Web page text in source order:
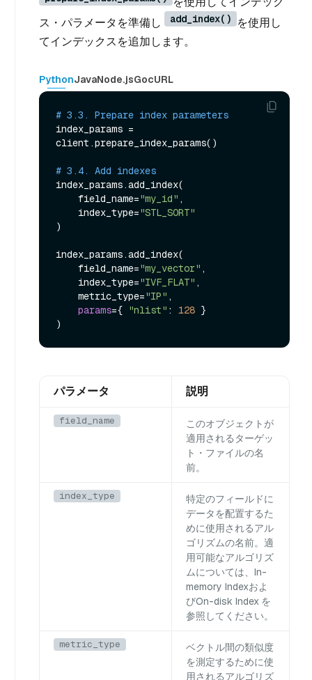
ス・パラメータを準備し
add_index()
を使用し
てインデックスを追加します。
PythonJavaNode.jsGocURL
# 3.3. Prepare index parameters
index_params =
client.prepare_index_params()
# 3.4. Add indexes
index_params.add_index(
    field_name=
"my_id" ,
    index_type=
"STL_SORT"
)
index_params.add_index(
    field_name=
"my_vector" ,
    index_type=
"IVF_FLAT" ,
    metric_type=
"IP" ,
params={ "nlist" : 128 }
パラメータ 説明
field_name
このオブジェクトが
適用されるターゲッ
ト・ファイルの名
前。
index_type
特定のフィールドに
データを配置するた
めに使用されるアル
ゴリズムの名前。適
用可能なアルゴリズ
ムについては、 In-
memory Indexおよ
びOn-disk Index を
参照してください。
metric_type
ベクトル間の類似度
を測定するために使
用されるアルゴリズ